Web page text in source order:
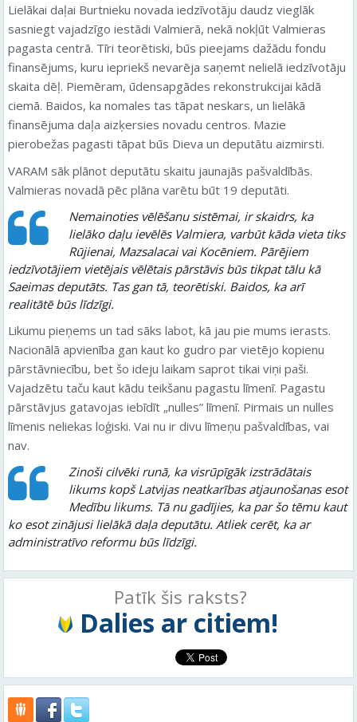
Lielākai daļai Burtnieku novada iedzīvotāju daudz vieglāk
sasniegt vajadzīgo iestādi Valmierā, nekā nokļūt Valmieras
pagasta centrā. Tīri teorētiski, būs pieejams dažādu fondu
finansējums, kuru iepriekš nevarēja saņemt nelielā iedzīvotāju
skaita dēļ. Piemēram, ūdensapgādes rekonstrukcijai kādā
ciemā. Baidos, ka nomales tas tāpat neskars, un lielākā
finansējuma daļa aizķersies novadu centros. Mazie
pierobežas pagasti tāpat būs Dieva un deputātu aizmirsti.
VARAM sāk plānot deputātu skaitu jaunajās pašvaldībās.
Valmieras novadā pēc plāna varētu būt 19 deputāti.
Nemainoties vēlēšanu sistēmai, ir skaidrs, ka
lielāko daļu ievēlēs Valmiera, varbūt kāda vieta tiks
Rūjienai, Mazsalacai vai Kocēniem. Pārējiem
iedzīvotājiem vietējais vēlētais pārstāvis būs tikpat tālu kā
Saeimas deputāts. Tas gan tā, teorētiski. Baidos, ka arī
realitātē būs līdzīgi.
Likumu pieņems un tad sāks labot, kā jau pie mums ierasts.
Nacionālā apvienība gan kaut ko gudro par vietējo kopienu
pārstāvniecību, bet šo ideju laikam saprot tikai viņi paši.
Vajadzētu taču kaut kādu teikšanu pagastu līmenī. Pagastu
pārstāvjus gatavojas iebīdīt „nulles” līmenī. Pirmais un nulles
līmenis neliekas loģiski. Vai nu ir divu līmeņu pašvaldības, vai
nav.
Zinoši cilvēki runā, ka visrūpīgāk izstrādātais
likums kopš Latvijas neatkarības atjaunošanas esot
Medību likums. Tā nu gadījies, ka par šo tēmu kaut
ko esot zinājusi lielākā daļa deputātu. Atliek cerēt, ka ar
administratīvo reformu būs līdzīgi.
Patīk šis raksts?
Dalies ar citiem!